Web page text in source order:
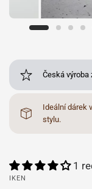
Česká výroba
Ideální dárek
stylu.
1
IKEN